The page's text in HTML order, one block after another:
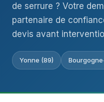
de serrure ? Votre
partenaire de
devis avant
Yonne (89)